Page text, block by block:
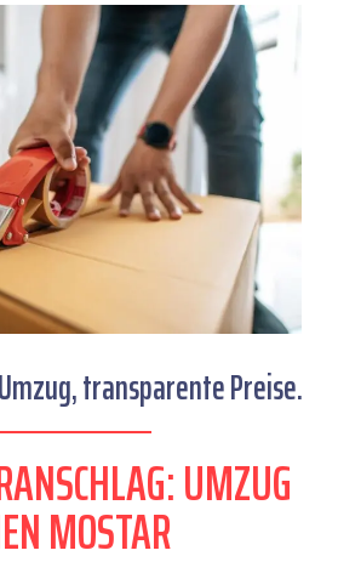
transparente Preise.
UMZUG
MOSTAR